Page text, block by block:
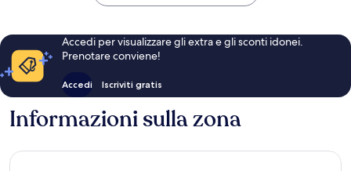
Accedi per visualizzare gli extra e gli sconti idonei.
Prenotare conviene!
Accedi Iscriviti gratis
Informazioni sulla zona